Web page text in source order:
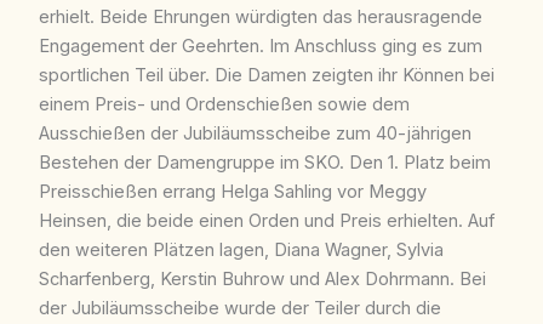
erhielt. Beide Ehrungen würdigten das herausragende
Engagement der Geehrten. Im Anschluss ging es zum
sportlichen Teil über. Die Damen zeigten ihr Können bei
einem Preis- und Ordenschießen sowie dem
Ausschießen der Jubiläumsscheibe zum 40-jährigen
Bestehen der Damengruppe im SKO. Den 1. Platz beim
Preisschießen errang Helga Sahling vor Meggy
Heinsen, die beide einen Orden und Preis erhielten. Auf
den weiteren Plätzen lagen, Diana Wagner, Sylvia
Scharfenberg, Kerstin Buhrow und Alex Dohrmann. Bei
der Jubiläumsscheibe wurde der Teiler durch die